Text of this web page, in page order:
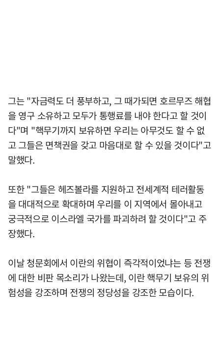
그는 "자금력도 더 풍부하고, 그 때가되면 호르무즈 해협
을 영구 소유하고 모두가 통행료를 내야 한다고 할 것이
다"며 "핵무기까지 보유하면 우리는 아무것도 할 수 없
고 그들은 면책권을 갖고 마음대로 할 수 있을 것이다"고
말했다.
또한 "그들은 헤즈볼라를 지원하고 전세계적 테러활동
을 대대적으로 확대하며 우리를 이 지역에서 몰아내고
궁극적으로 이스라엘 국가를 파괴하려 할 것이다"고 주
장했다.
이날 청문회에서 이란의 위협이 즉각적이었냐는 등 전쟁
에 대한 비판 목소리가 나왔는데, 이란 핵무기 보유의 위
험성을 강조하며 전쟁의 정당성을 강조한 모습이다.